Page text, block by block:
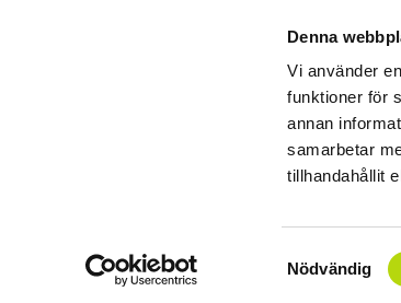
Denna
Vi använder
funktioner för
annan
samarbetar
tillhandahållit
Samtyckesval
Nödvändig